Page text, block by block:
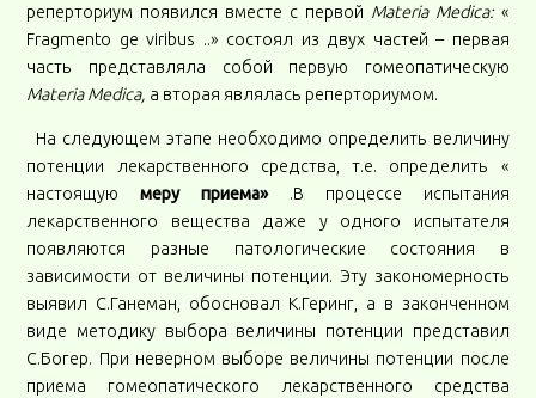
реперториум появился вместе с первой Мateria Мedica:«
Fragmento ge viribus ..» состоял из двух частей – первая
часть представляла собой первую гомеопатическую
Мateria Мedica, а вторая являлась реперториумом.
На следующем этапе необходимо определить величину
потенции лекарственного средства, т.е. определить «
настоящуюмеру приема» .В процессе испытания
лекарственного вещества даже у одного испытателя
появляются разные патологические состояния в
зависимости от величины потенции. Эту закономерность
выявил С.Ганеман, обосновал К.Геринг, а в законченном
виде методику выбора величины потенции представил
С.Богер. При неверном выборе величины потенции после
приема гомеопатического лекарственного средства